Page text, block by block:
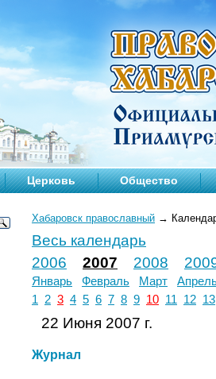
Церковь Общество
Хабаровск православный →
Весь календарь
2006
2007 2008
Январь Февраль Март
1
2 3 4 5 6 7 8 9 10 11 12 13
22 Июня 2007 г.
Журнал